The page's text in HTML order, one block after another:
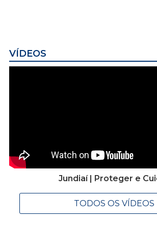
VÍDEOS
Jundiaí | Proteger e
TODOS OS VÍDEOS